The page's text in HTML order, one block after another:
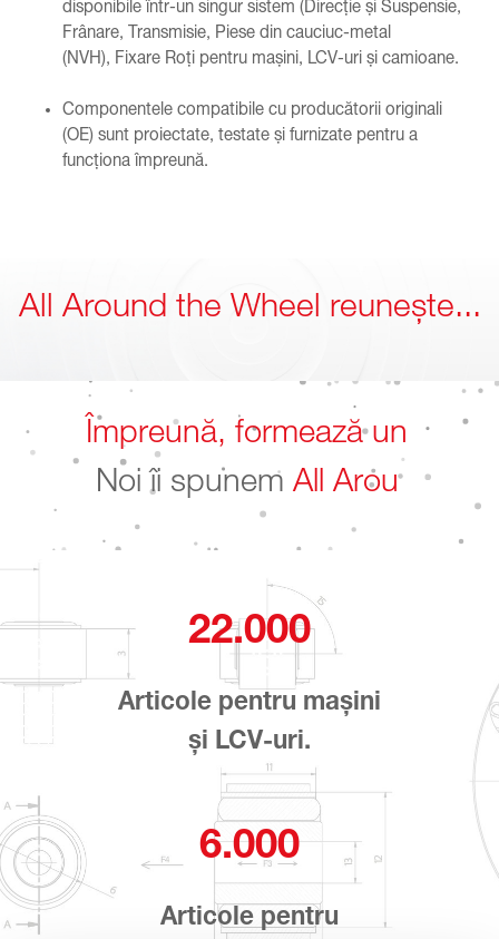
disponibile într-un singur sistem (Direcție și Suspensie,
Frânare, Transmisie, Piese din cauciuc-metal
(NVH), Fixare Roți pentru mașini, LCV-uri și camioane.
Componentele compatibile cu producătorii originali
(OE) sunt proiectate, testate și furnizate pentru a
funcționa împreună.
All Around the Wheel reunește...
Împr
Noi îi spunem
All Around the Whe
22.000
Articole pentru mașini
și LCV-uri.
6.000